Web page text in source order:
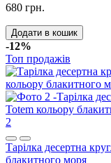
680 грн.
Додати в кошик
-12%
Топ продажів
2
Тарілка десертна
блакитного моря